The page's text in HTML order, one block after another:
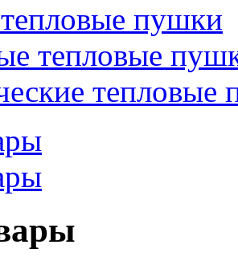
пушки
тепловые
тепловые